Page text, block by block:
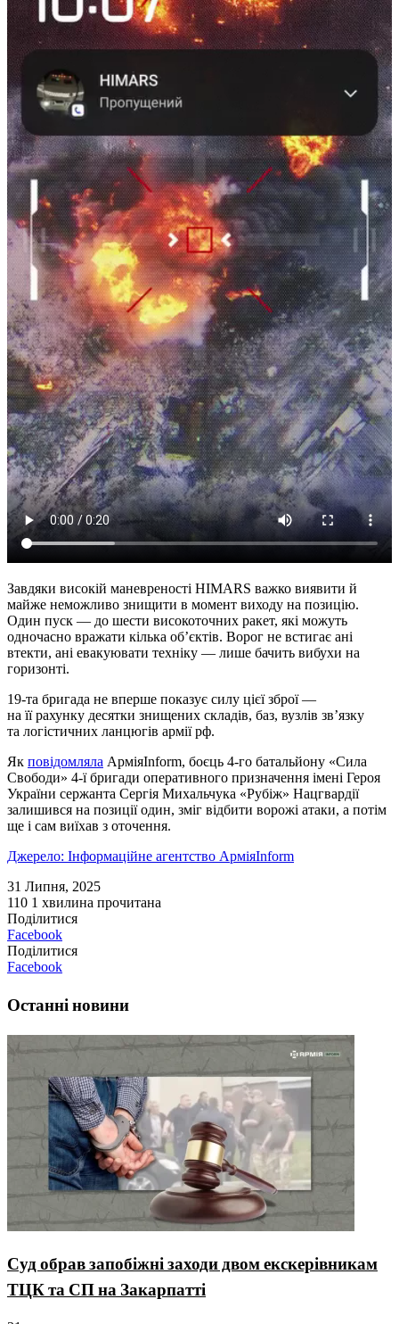
Завдяки високій маневреності HIMARS важко виявити й
майже неможливо знищити в момент виходу на позицію.
Один пуск — до шести високоточних ракет, які можуть
одночасно вражати кілька об’єктів. Ворог не встигає ані
втекти, ані евакуювати техніку — лише бачить вибухи на
горизонті.
19-та бригада не вперше показує силу цієї зброї —
на її рахунку десятки знищених складів, баз, вузлів зв’язку
та логістичних ланцюгів армії рф.
Як повідомляла АрміяInform, боєць 4-го батальйону «Сила
Свободи» 4-ї бригади оперативного призначення імені Героя
України сержанта Сергія Михальчука «Рубіж» Нацгвардії
залишився на позиції один, зміг відбити ворожі атаки, а потім
ще і сам виїхав з оточення.
Джерело: Інформаційне агентство АрміяInform
31 Липня, 2025
110 1 хвилина прочитана
Поділитися
Facebook
Поділитися
Facebook
Останні новини
Суд обрав запобіжні заходи двом екскерівникам
ТЦК та СП на Закарпатті